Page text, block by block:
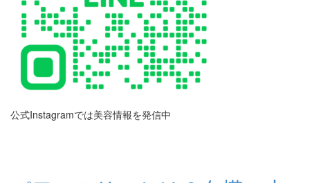
公式Instagramでは美容情報を発信中